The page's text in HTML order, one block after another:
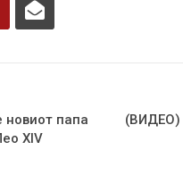
папа
XIV
(ВИДЕО)